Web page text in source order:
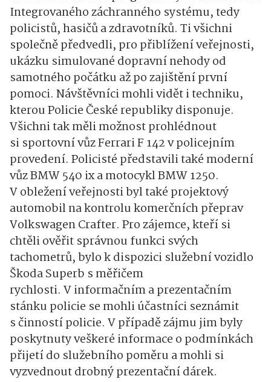
Integrovaného záchranného systému, tedy
policistů, hasičů a zdravotníků. Ti všichni
společně předvedli, pro přiblížení veřejnosti,
ukázku simulované dopravní nehody od
samotného počátku až po zajištění první
pomoci. Návštěvníci mohli vidět i techniku,
kterou Policie České republiky disponuje.
Všichni tak měli možnost prohlédnout
si sportovní vůz Ferrari F 142 v policejním
provedení. Policisté představili také moderní
vůz BMW 540 ix a motocykl BMW 1250.
V obležení veřejnosti byl také projektový
automobil na kontrolu komerčních přeprav
Volkswagen Crafter. Pro zájemce, kteří si
chtěli ověřit správnou funkci svých
tachometrů, bylo k dispozici služební vozidlo
Škoda Superb s měřičem
rychlosti. V informačním a prezentačním
stánku policie se mohli účastníci seznámit
s činností policie. V případě zájmu jim byly
poskytnuty veškeré informace o podmínkách
přijetí do služebního poměru a mohli si
vyzvednout drobný prezentační dárek.